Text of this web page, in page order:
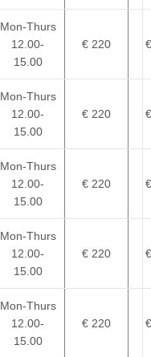
Mon-Thurs
12.00-
15.00
€ 220
Mon-Thurs
12.00-
15.00
€ 220
Mon-Thurs
12.00-
15.00
€ 220
Mon-Thurs
12.00-
15.00
€ 220
Mon-Thurs
12.00-
15.00
€ 220